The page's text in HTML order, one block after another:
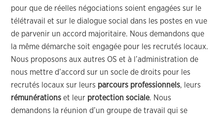
pour que de réelles négociations soient engagées sur le
télétravail et sur le dialogue social dans les postes en vue
de parvenir un accord majoritaire. Nous demandons que
la même démarche soit engagée pour les recrutés locaux.
Nous proposons aux autres OS et à l’administration de
nous mettre d’accord sur un socle de droits pour les
recrutés locaux sur leurs parcours professionnels, leurs
rémunérations et leur protection sociale. Nous
demandons la réunion d’un groupe de travail qui se